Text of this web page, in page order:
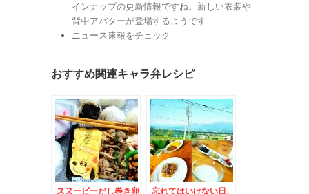
インナップの更新情報ですね。新しい衣装や
背中アバターが登場するようです
ニュース速報をチェック
おすすめ関連キャラ弁レシピ
スヌーピーだし巻き卵
忘れてはいけない日、